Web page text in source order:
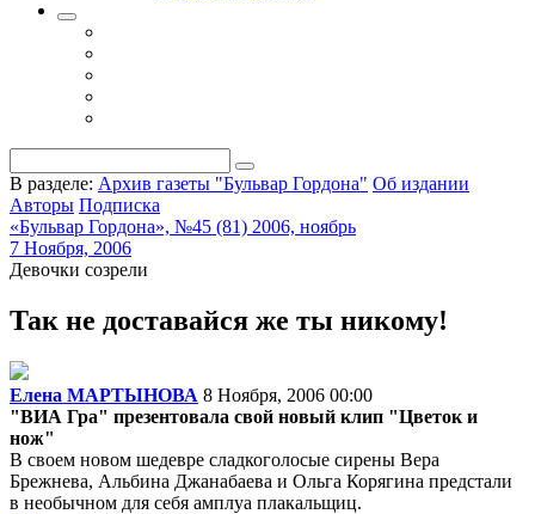
В разделе: Архив газеты "Бульвар Гордона" Об издании
Авторы Подписка
«Бульвар Гордона», №45 (81) 2006, ноябрь
7 Ноября, 2006
Девочки созрели
Так не доставайся же ты никому!
Елена МАРТЫНОВА 8 Ноября, 2006 00:00
"ВИА Гра" презентовала свой новый клип "Цветок и
нож"
В своем новом шедевре сладкоголосые сирены Вера
Брежнева, Альбина Джанабаева и Ольга Корягина предстали
в необычном для себя амплуа плакальщиц.